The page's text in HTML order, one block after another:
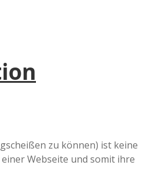
zu können) ist keine
Webseite und somit ihre